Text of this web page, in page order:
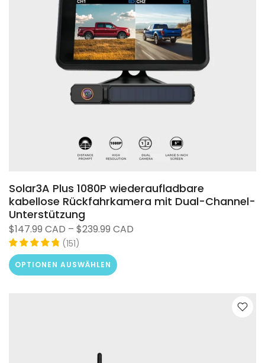
Solar3A Plus 1080P wiederaufladbare
kabellose Rückfahrkamera mit Dual-Channel-
Unterstützung
$147.99 CAD – $239.99 CAD
(151)
OPTIONEN AUSWÄHLEN